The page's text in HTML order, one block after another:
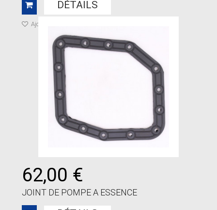
DÉTAILS
Ajouter à ma liste de cadeaux
62,00 €
JOINT DE POMPE A ESSENCE